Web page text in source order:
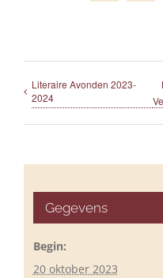
Literaire Avonden 2023-
2024
Gegevens
Begin:
20 oktober 2023